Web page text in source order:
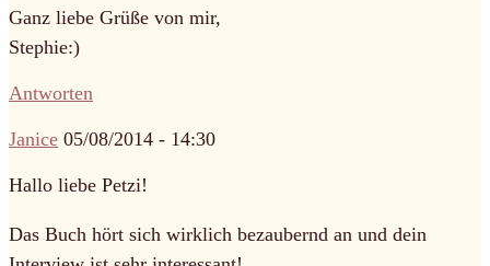
Ganz liebe Grüße von mir,
Stephie:)
Antworten
Janice 05/08/2014 - 14:30
Hallo liebe Petzi!
Das Buch hört sich wirklich bezaubernd an und dein